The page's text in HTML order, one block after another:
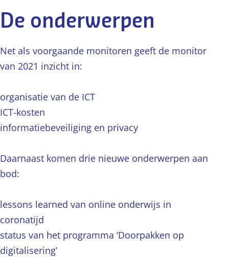
De onderwerpen
Net als voorgaande monitoren geeft de monitor
van 2021 inzicht in:
organisatie van de ICT
ICT-kosten
informatiebeveiliging en privacy
Daarnaast komen drie nieuwe onderwerpen aan
bod:
lessons learned van online onderwijs in
coronatijd
status van het programma ‘Doorpakken op
digitalisering’